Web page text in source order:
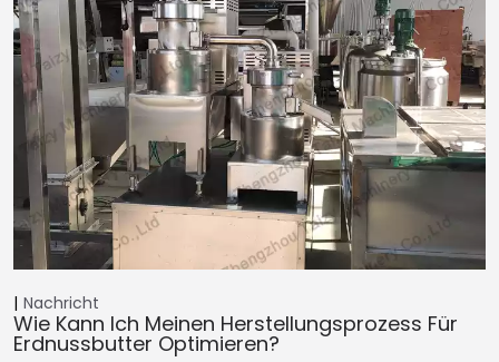
Nachricht
Wie Kann Ich Meinen Herstellungsprozess Für
Erdnussbutter Optimieren?